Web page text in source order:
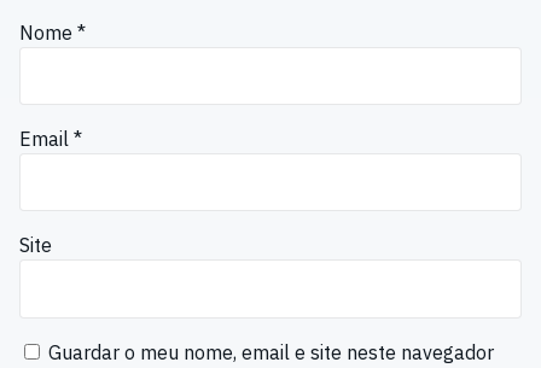
Nome *
Email *
Site
Guardar o meu nome, email e site neste navegador